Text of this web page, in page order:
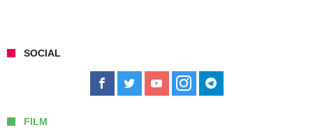
SOCIAL
FILM